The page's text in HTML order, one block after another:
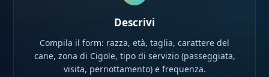
Descrivi
Compila il form: razza, età, taglia, carattere del
cane, zona di Cigole, tipo di servizio (passeggiata,
visita, pernottamento) e frequenza.